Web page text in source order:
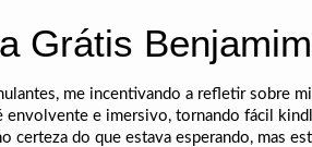
Grátis Benjamim
me incentivando a refletir sobre
envolvente e imersivo, tornando fácil
certeza do que estava esperando, mas